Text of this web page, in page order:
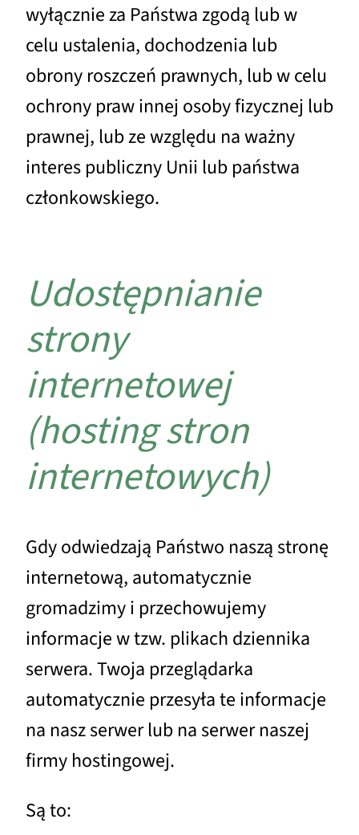
wyłącznie za Państwa zgodą lub w
celu ustalenia, dochodzenia lub
obrony roszczeń prawnych, lub w celu
ochrony praw innej osoby fizycznej lub
prawnej, lub ze względu na ważny
interes publiczny Unii lub państwa
członkowskiego.
Udostępnianie
strony
internetowej
(hosting stron
internetowych)
Gdy odwiedzają Państwo naszą stronę
internetową, automatycznie
gromadzimy i przechowujemy
informacje w tzw. plikach dziennika
serwera. Twoja przeglądarka
automatycznie przesyła te informacje
na nasz serwer lub na serwer naszej
firmy hostingowej.
Są to: